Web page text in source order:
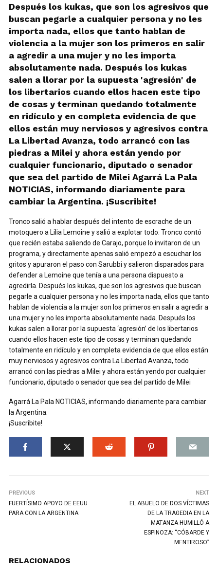
Después los kukas, que son los agresivos que
buscan pegarle a cualquier persona y no les
importa nada, ellos que tanto hablan de
violencia a la mujer son los primeros en salir
a agredir a una mujer y no les importa
absolutamente nada. Después los kukas
salen a llorar por la supuesta 'agresión' de
los libertarios cuando ellos hacen este tipo
de cosas y terminan quedando totalmente
en ridículo y en completa evidencia de que
ellos están muy nerviosos y agresivos contra
La Libertad Avanza, todo arrancó con las
piedras a Milei y ahora están yendo por
cualquier funcionario, diputado o senador
que sea del partido de Milei Agarrá La Pala
NOTICIAS, informando diariamente para
cambiar la Argentina. ¡Suscribite!
Tronco salió a hablar después del intento de escrache de un
motoquero a Lilia Lemoine y salió a explotar todo. Tronco contó
que recién estaba saliendo de Carajo, porque lo invitaron de un
programa, y directamente apenas salió empezó a escuchar los
gritos y apuraron el paso con Sarubbi y salieron disparados para
defender a Lemoine que tenía a una persona dispuesto a
agredirla. Después los kukas, que son los agresivos que buscan
pegarle a cualquier persona y no les importa nada, ellos que tanto
hablan de violencia a la mujer son los primeros en salir a agredir a
una mujer y no les importa absolutamente nada. Después los
kukas salen a llorar por la supuesta ‘agresión’ de los libertarios
cuando ellos hacen este tipo de cosas y terminan quedando
totalmente en ridículo y en completa evidencia de que ellos están
muy nerviosos y agresivos contra La Libertad Avanza, todo
arrancó con las piedras a Milei y ahora están yendo por cualquier
funcionario, diputado o senador que sea del partido de Milei
Agarrá La Pala NOTICIAS, informando diariamente para cambiar
la Argentina.
¡Suscribite!
PREVIOUS
FUERTÍSIMO APOYO DE EEUU
PARA CON LA ARGENTINA
NEXT
EL ABUELO DE DOS VÍCTIMAS
DE LA TRAGEDIA EN LA
MATANZA HUMILLÓ A
ESPINOZA: “CÓBARDE Y
MENTIROSO”
RELACIONADOS